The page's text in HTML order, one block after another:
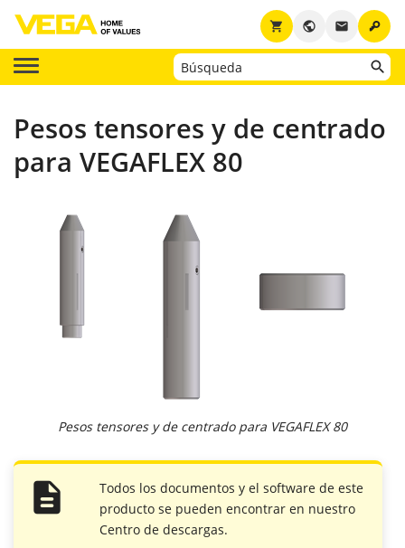
key
email
public
shopping_cart
Pesos tensores y de centrado
para VEGAFLEX 80
Pesos tensores y de centrado para VEGAFLEX 80
Todos los documentos y el software de este
producto se pueden encontrar en nuestro
Centro de descargas.